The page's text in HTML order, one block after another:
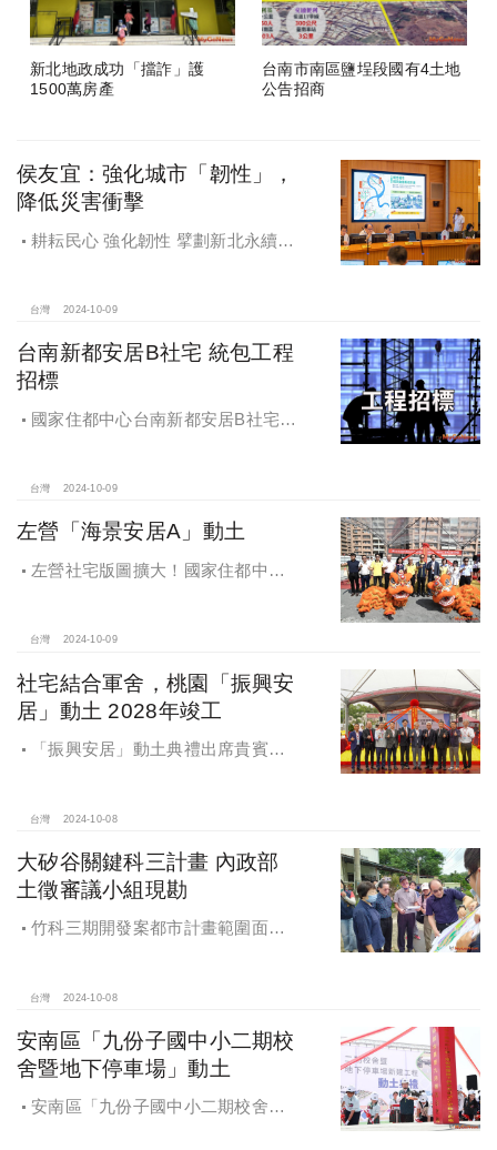
新北地政成功「擋詐」護
1500萬房產
台南市南區鹽埕段國有4土地
公告招商
侯友宜：強化城市「韌性」，
降低災害衝擊
耕耘民心 強化韌性 擘劃新北永續宜
台灣 2024-10-09
台南新都安居B社宅 統包工程
招標
國家住都中心台南新都安居B社宅
台灣 2024-10-09
左營「海景安居A」動土
左營社宅版圖擴大！國家住都中心
台灣 2024-10-09
社宅結合軍舍，桃園「振興安
居」動土 2028年竣工
「振興安居」動土典禮出席貴賓有
財政部國有財產署曾國基署長、桃園
賓，祈求工程順利進行。
台灣 2024-10-08
大矽谷關鍵科三計畫 內政部
土徵審議小組現勘
竹科三期開發案都市計畫範圍面積
分地區
台灣 2024-10-08
安南區「九份子國中小二期校
舍暨地下停車場」動土
安南區「九份子國中小二期校舍暨